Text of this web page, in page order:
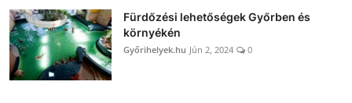
Fürdőzési lehetőségek Győrben és
környékén
Győrihelyek.hu Jún 2, 2024 0